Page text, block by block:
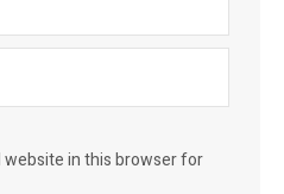
website in this browser for